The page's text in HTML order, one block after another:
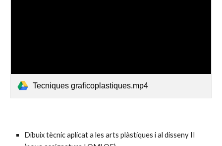
Tecniques graficoplastiques.mp4
Dibuix tècnic aplicat a les arts plàstiques i al disseny II